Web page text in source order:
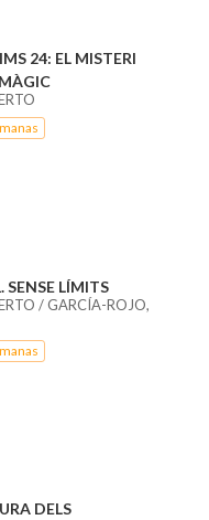
24: EL MISTERI
SENSE LÍMITS
/ GARCÍA-ROJO,
DELS